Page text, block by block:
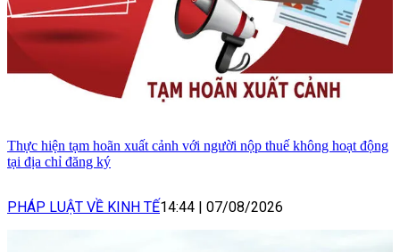
Thực hiện tạm hoãn xuất cảnh với người nộp thuế không hoạt động
tại địa chỉ đăng ký
PHÁP LUẬT VỀ KINH TẾ14:44 | 07/08/2026